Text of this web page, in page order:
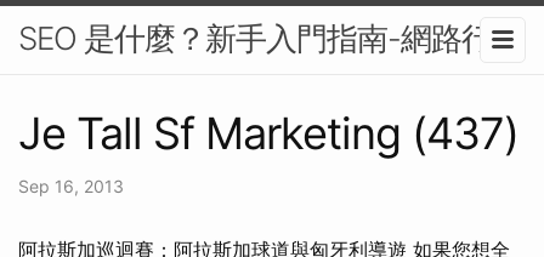
SEO 是什麼？新手入門指南-網路行銷
Je Tall Sf Marketing (437)
Sep 16, 2013
阿拉斯加巡迴賽：阿拉斯加球道與匈牙利導遊 如果您想全